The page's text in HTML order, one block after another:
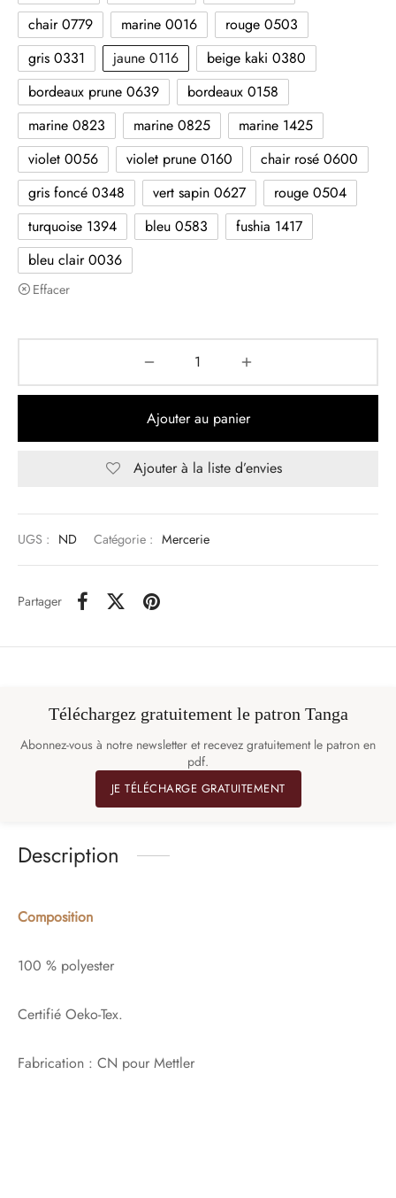
chair 0779
marine 0016
rouge 0503
gris 0331
jaune 0116
beige kaki 0380
bordeaux prune 0639
bordeaux 0158
marine 0823
marine 0825
marine 1425
violet 0056
violet prune 0160
chair rosé 0600
gris foncé 0348
vert sapin 0627
rouge 0504
turquoise 1394
bleu 0583
fushia 1417
bleu clair 0036
Effacer
Ajouter au panier
Ajouter à la liste d’envies
UGS : ND Catégorie : Mercerie
Partager
Téléchargez gratuitement le patron Tanga
Abonnez-vous à notre newsletter et recevez gratuitement le patron en
pdf.
JE TÉLÉCHARGE GRATUITEMENT
Description
Composition
100 % polyester
Certifié Oeko-Tex.
Fabrication : CN pour Mettler